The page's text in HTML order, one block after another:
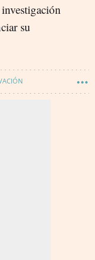
su